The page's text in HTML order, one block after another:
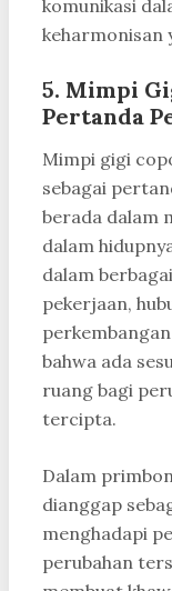
komunikasi
keharmonisan
5. Mimpi
Pertanda
Mimpi gigi
sebagai
berada dalam
dalam
dalam
pekerjaan,
bahwa ada
ruang bagi
tercipta.
Dalam
dianggap
menghadapi
perubahan